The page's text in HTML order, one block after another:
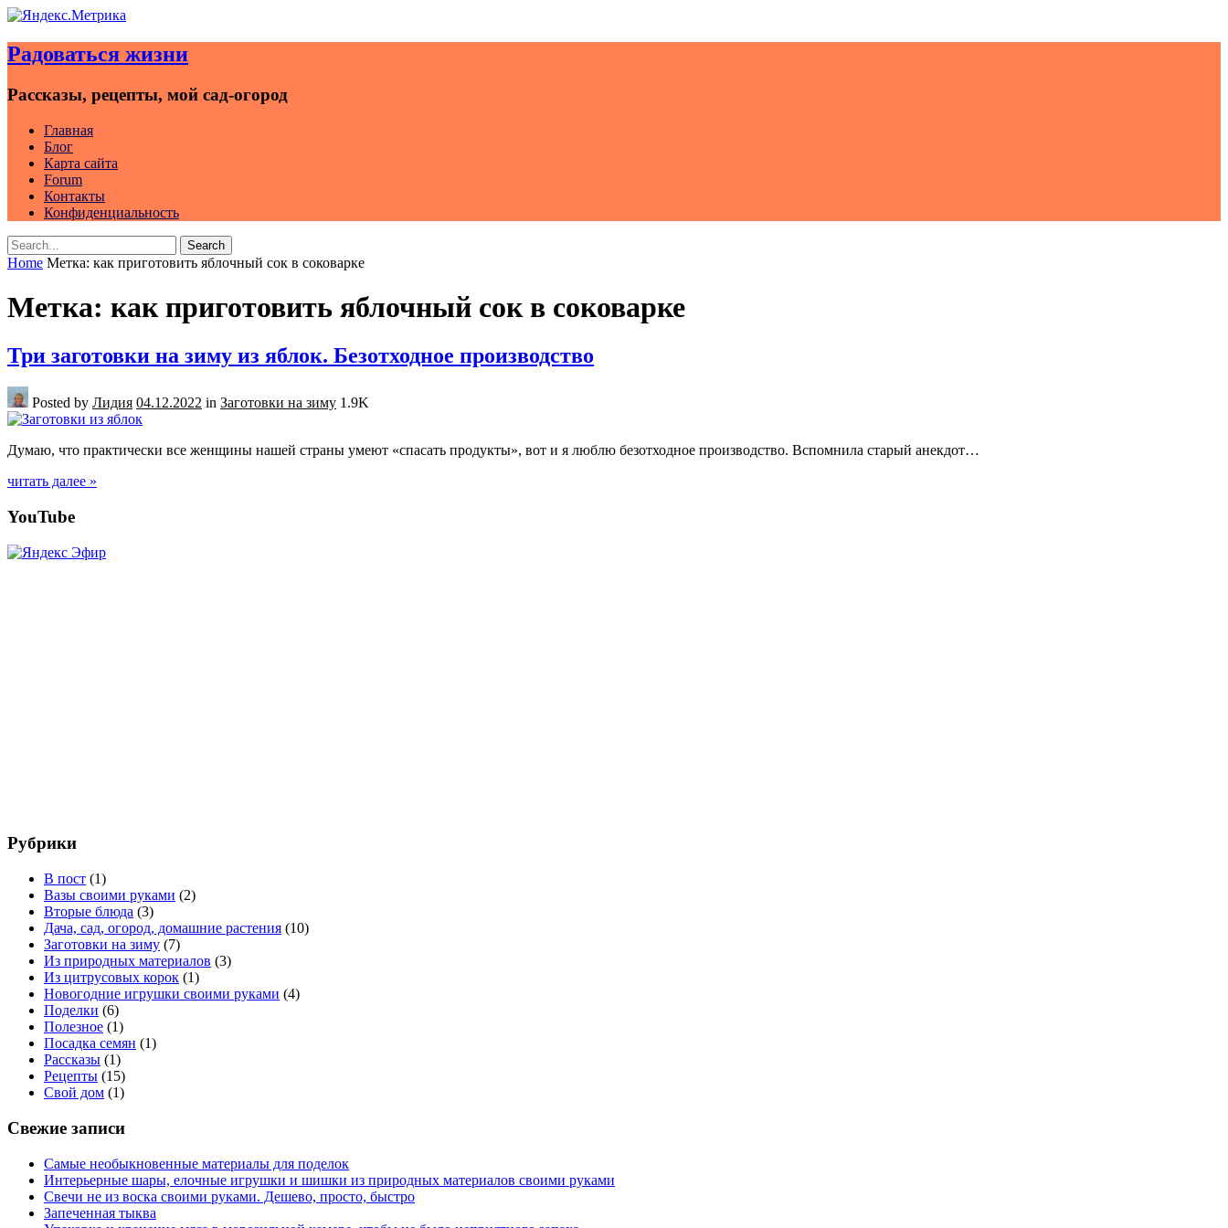
to
content
Радоваться жизни
Рассказы, рецепты, мой сад-огород
Главная
Блог
Карта сайта
Forum
Контакты
Конфиденциальность
Search
for:
Search
Home Метка: как приготовить яблочный сок в соковарке
Метка: как приготовить яблочный сок в соковарке
Три заготовки на зиму из яблок. Безотходное производство
Posted by Лидия 04.12.2022 in Заготовки на зиму 1.9K
Думаю, что практически все женщины нашей страны умеют «спасать продукты», вот и я люблю безотходное производство. Вспомнила старый анекдот…
читать далее »
Posts
YouTube
Рубрики
В пост (1)
Вазы своими руками (2)
Вторые блюда (3)
Дача, сад, огород, домашние растения (10)
Заготовки на зиму (7)
Из природных материалов (3)
Из цитрусовых корок (1)
Новогодние игрушки своими руками (4)
Поделки (6)
Полезное (1)
Посадка семян (1)
Рассказы (1)
Рецепты (15)
Свой дом (1)
Свежие записи
Самые необыкновенные материалы для поделок
Интерьерные шары, елочные игрушки и шишки из природных материалов своими руками
Свечи не из воска своими руками. Дешево, просто, быстро
Запеченная тыква